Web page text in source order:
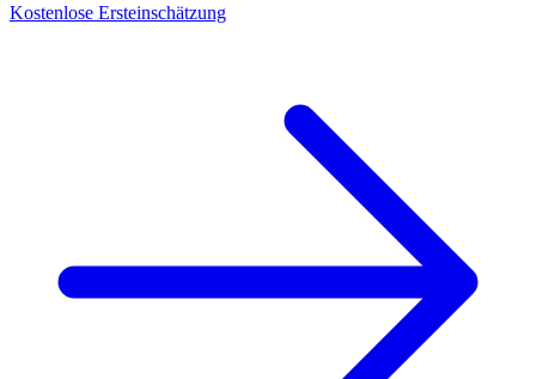
Kostenlose Ersteinschätzung